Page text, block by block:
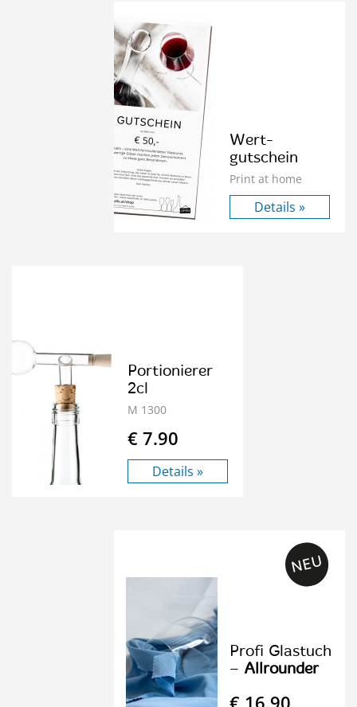
Wert­
gutschein
Print at home
Details »
Portionierer
2cl
M 1300
€ 7.90
Details »
Profi Glastuch
– Allrounder
€ 16.90